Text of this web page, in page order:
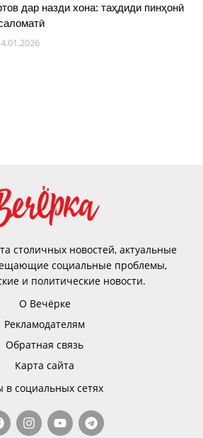
дар назди хона: таҳдиди пинҳонӣ
столичных новостей, актуальные
социальные проблемы,
и политические новости.
О Вечёрке
Рекламодателям
Обратная связь
Карта сайта
социальных сетях